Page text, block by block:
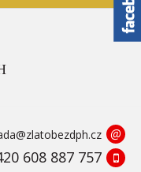
@
608 887 757